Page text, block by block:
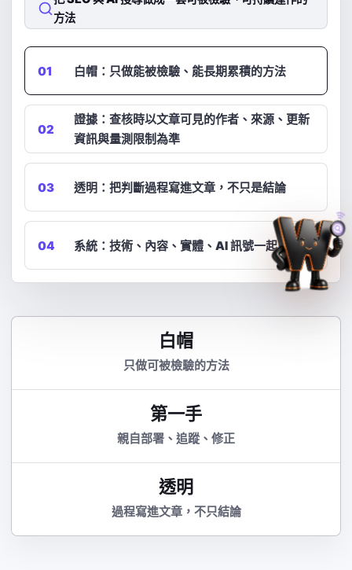
方法
01 白帽：只做能被檢驗、能長期累積的方法
02
證據：查核時以文章可見的作者、來源、更新
資訊與量測限制為準
03 透明：把判斷過程寫進文章，不只是結論
04 系統：技術、內容、實體、AI 訊號一起處理
白帽
只做可被檢驗的方法
第一手
親自部署、追蹤、修正
透明
過程寫進文章，不只結論